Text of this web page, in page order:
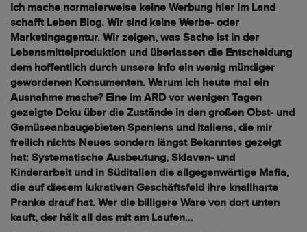
Ich mache normalerweise keine Werbung hier im Land
schafft Leben Blog. Wir sind keine Werbe- oder
Marketingagentur. Wir zeigen, was Sache ist in der
Lebensmittelproduktion und überlassen die Entscheidung
dem hoffentlich durch unsere Info ein wenig mündiger
gewordenen Konsumenten. Warum ich heute mal ein
Ausnahme mache? Eine im ARD vor wenigen Tagen
gezeigte Doku über die Zustände in den großen Obst- und
Gemüseanbaugebieten Spaniens und Italiens, die mir
freilich nichts Neues sondern längst Bekanntes gezeigt
hat: Systematische Ausbeutung, Sklaven- und
Kinderarbeit und in Süditalien die allgegenwärtige Mafia,
die auf diesem lukrativen Geschäftsfeld ihre knallharte
Pranke drauf hat. Wer die billigere Ware von dort unten
kauft, der hält all das mit am Laufen…